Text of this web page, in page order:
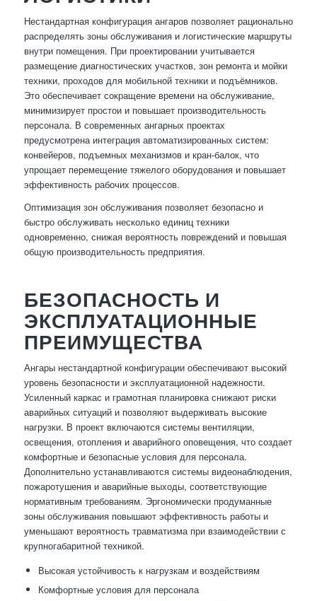
Нестандартная конфигурация ангаров позволяет рационально
распределять зоны обслуживания и логистические маршруты
внутри помещения. При проектировании учитывается
размещение диагностических участков, зон ремонта и мойки
техники, проходов для мобильной техники и подъёмников.
Это обеспечивает сокращение времени на обслуживание,
минимизирует простои и повышает производительность
персонала. В современных ангарных проектах
предусмотрена интеграция автоматизированных систем:
конвейеров, подъемных механизмов и кран-балок, что
упрощает перемещение тяжелого оборудования и повышает
эффективность рабочих процессов.
Оптимизация зон обслуживания позволяет безопасно и
быстро обслуживать несколько единиц техники
одновременно, снижая вероятность повреждений и повышая
общую производительность предприятия.
БЕЗОПАСНОСТЬ И
ЭКСПЛУАТАЦИОННЫЕ
ПРЕИМУЩЕСТВА
Ангары нестандартной конфигурации обеспечивают высокий
уровень безопасности и эксплуатационной надежности.
Усиленный каркас и грамотная планировка снижают риски
аварийных ситуаций и позволяют выдерживать высокие
нагрузки. В проект включаются системы вентиляции,
освещения, отопления и аварийного оповещения, что создает
комфортные и безопасные условия для персонала.
Дополнительно устанавливаются системы видеонаблюдения,
пожаротушения и аварийные выходы, соответствующие
нормативным требованиям. Эргономически продуманные
зоны обслуживания повышают эффективность работы и
уменьшают вероятность травматизма при взаимодействии с
крупногабаритной техникой.
Высокая устойчивость к нагрузкам и воздействиям
Комфортные условия для персонала